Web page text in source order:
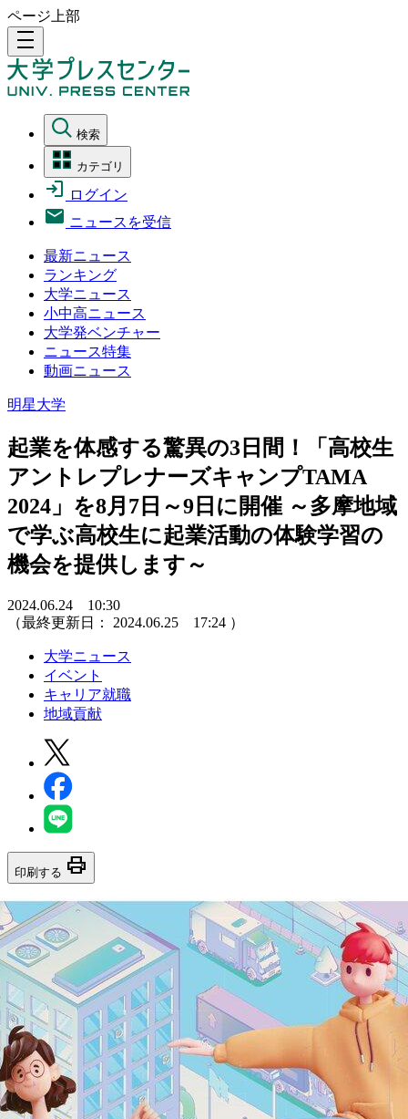
ページ上部
density_medium
検索
カテゴリ
ログイン
ニュースを受信
最新ニュース
ランキング
大学ニュース
小中高ニュース
大学発ベンチャー
ニュース特集
動画ニュース
明星大学
起業を体感する驚異の3日間！「高校生
アントレプレナーズキャンプTAMA
2024」を8月7日～9日に開催 ～多摩地域
で学ぶ高校生に起業活動の体験学習の
機会を提供します～
2024.06.24 10:30
（最終更新日： 2024.06.25 17:24 ）
大学ニュース
イベント
キャリア就職
地域貢献
印刷する print